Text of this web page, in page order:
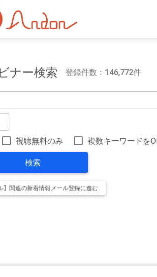
ナー検索 登録件数：146,772件
視聴無料のみ 複数キーワードを
検索
】関連の新着情報メール登録に進む